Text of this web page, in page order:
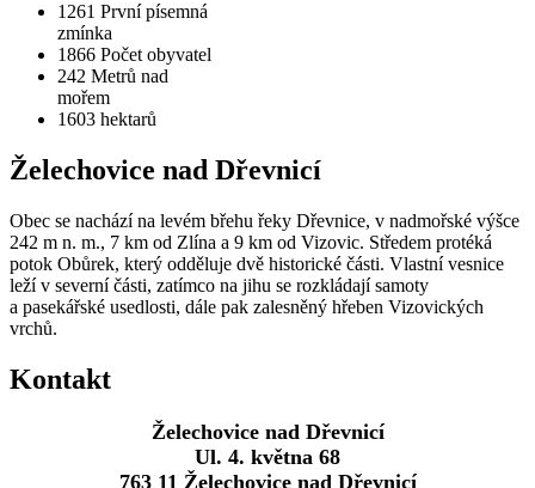
1261 První písemná
zmínka
1866 Počet obyvatel
242 Metrů nad
mořem
1603 hektarů
Želechovice nad Dřevnicí
Obec se nachází na levém břehu řeky Dřevnice, v nadmořské výšce
242 m n. m., 7 km od Zlína a 9 km od Vizovic. Středem protéká
potok Obůrek, který odděluje dvě historické části. Vlastní vesnice
leží v severní části, zatímco na jihu se rozkládají samoty
a pasekářské usedlosti, dále pak zalesněný hřeben Vizovických
vrchů.
Kontakt
Želechovice nad Dřevnicí
Ul. 4. května 68
763 11 Želechovice nad Dřevnicí